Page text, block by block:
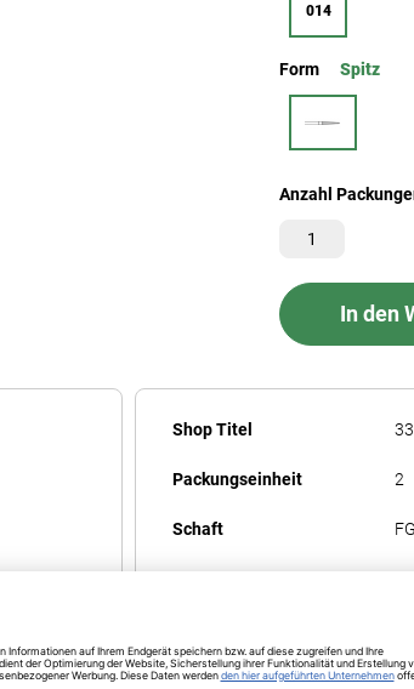
014
Form Spitz
Anzahl
In den
Mehr
Shop Titel
Packungseinheit 2
Schaft FG
Arbeitsteillänge in mm